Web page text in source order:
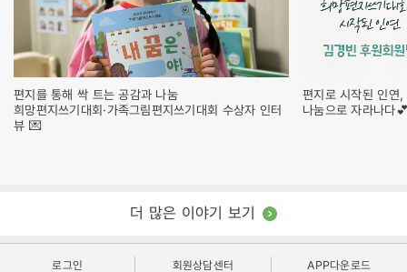
편지를 통해 싹 트는 공감과 나눔
희망편지쓰기대회·가족그림편지쓰기대회 수상자 인터
뷰 💌
편지로 시작된 인연,
나눔으로 자라나다
더 많은 이야기 보기
로그인 회원상담센터 APP다운로드